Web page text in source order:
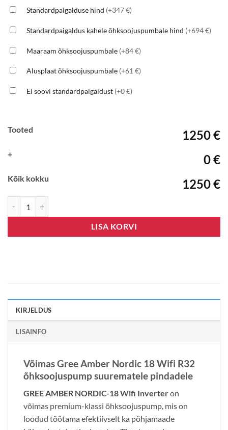
Standardpaigalduse hind (+347 €)
Standardpaigaldus kahele õhksoojuspumbale hind (+694 €)
Maaraam õhksoojuspumbale (+84 €)
Alusplaat õhksoojuspumbale (+61 €)
Ei soovi standardpaigaldust (+0 €)
Tooted 1250 €
+ 0 €
Kõik kokku 1250 €
LISA KORVI
KIRJELDUS
LISAINFO
Võimas Gree Amber Nordic 18 Wifi R32
õhksoojuspump suurematele pindadele
GREE AMBER NORDIC-18 Wifi Inverteron
võimas premium-klassi õhksoojuspump, mis on
loodud töötama efektiivselt ka põhjamaade